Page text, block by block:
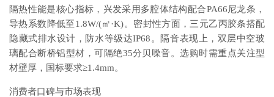
隔热性能是核心指标，兴发采用多腔体结构配合PA66尼龙条，
导热系数降低至1.8W/(㎡·K)。密封性方面，三元乙丙胶条搭配
隐藏式排水设计，防水等级达IP68。隔音表现上，双层中空玻
璃配合断桥铝型材，可隔绝35分贝噪音。选购时需重点关注型
材壁厚，国标要求≥1.4mm。
消费者口碑与市场表现